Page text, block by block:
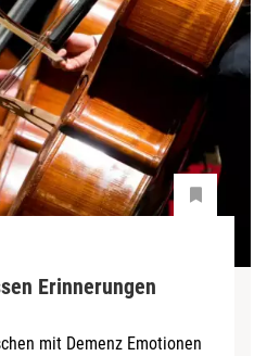
Erinnerungen
mit Demenz Emotionen